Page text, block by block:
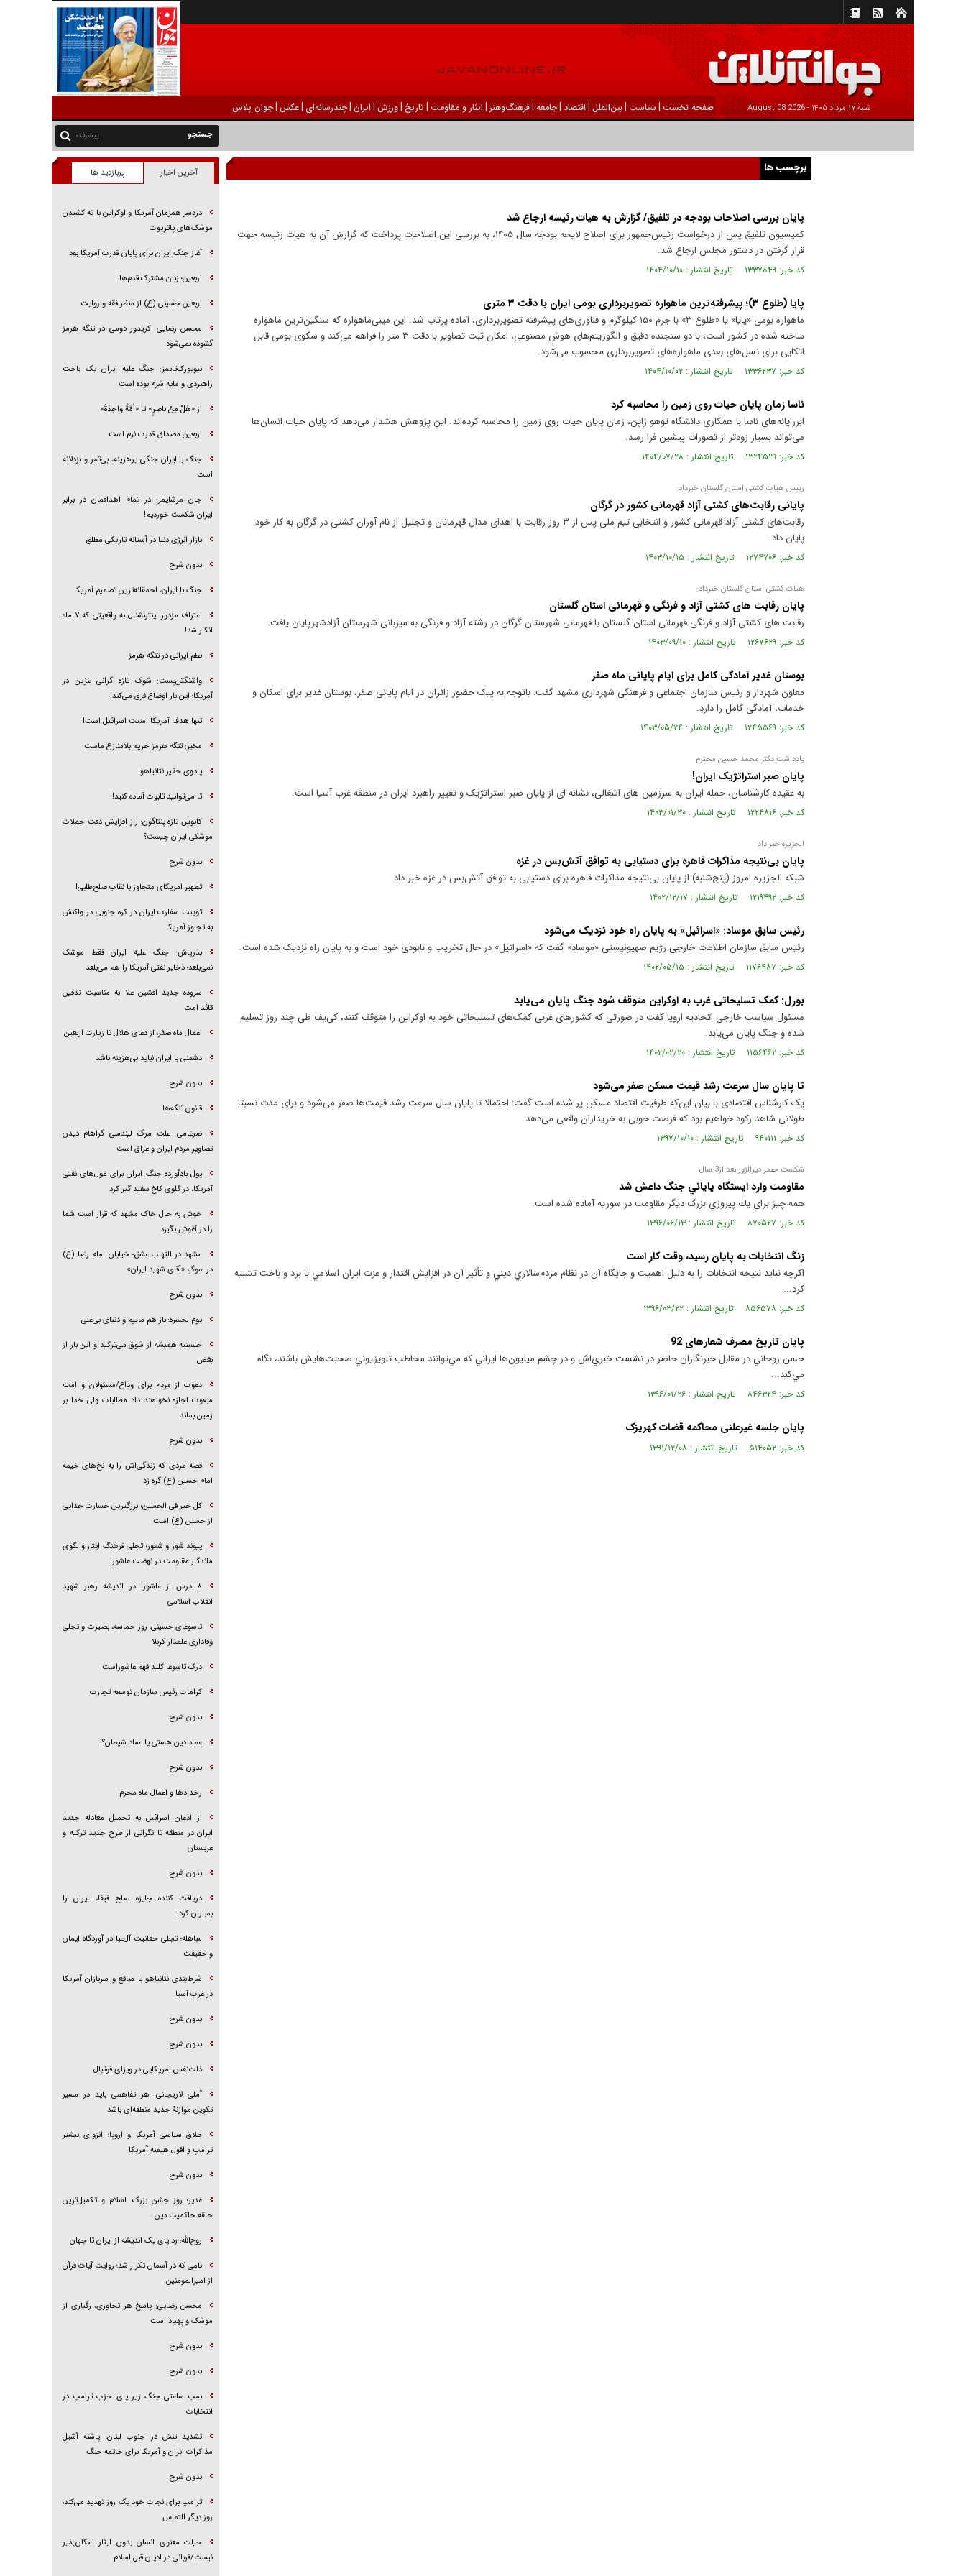
شنبه ۱۷ مرداد ۱۴۰۵ - 2026 August 08 صفحه نخست | سیاست |بين‌الملل | اقتصاد |جامعه |فرهنگ‌و‌هنر | ایثار و مقاومت |تاریخ |ورزش | ايران |چندرسانه‌ای |عکس |جوان پلاس
پیشرفته
برچسب ها
پایان بررسی اصلاحات بودجه در تلفیق/ گزارش به هیات رئیسه ارجاع شد
کمیسیون تلفیق پس از درخواست رئیس‌جمهور برای اصلاح لایحه بودجه سال ۱۴۰۵، به بررسی این اصلاحات پرداخت که گزارش آن به هیات رئیسه جهت
قرار گرفتن در دستور مجلس ارجاع شد.
کد خبر: ۱۳۳۷۸۴۹ تاریخ انتشار : ۱۴۰۴/۱۰/۱۰
پایا (طلوع ۳)؛ پیشرفته‌ترین ماهواره تصویربرداری بومی ایران با دقت ۳ متری
ماهواره بومی «پایا» یا «طلوع ۳» با جرم ۱۵۰ کیلوگرم و فناوری‌های پیشرفته تصویربرداری، آماده پرتاب شد. این مینی‌ماهواره که سنگین‌ترین ماهواره
ساخته شده در کشور است، با دو سنجنده دقیق و الگوریتم‌های هوش مصنوعی، امکان ثبت تصاویر با دقت ۳ متر را فراهم می‌کند و سکوی بومی قابل
اتکایی برای نسل‌های بعدی ماهواره‌های تصویربرداری محسوب می‌شود.
کد خبر: ۱۳۳۶۲۳۷ تاریخ انتشار : ۱۴۰۴/۱۰/۰۲
ناسا زمان پایان حیات روی زمین را محاسبه کرد
ابررایانه‌های ناسا با همکاری دانشگاه توهو ژاپن، زمان پایان حیات روی زمین را محاسبه کرده‌اند. این پژوهش هشدار می‌دهد که پایان حیات انسان‌ها
می‌تواند بسیار زودتر از تصورات پیشین فرا رسد.
کد خبر: ۱۳۲۴۵۲۹ تاریخ انتشار : ۱۴۰۴/۰۷/۲۸
رییس هیات کشتی استان گلستان خبرداد:
پایانی رقابت‌های کشتی آزاد قهرمانی کشور در گرگان
رقابت‌های کشتی آزاد قهرمانی کشور و انتخابی تیم ملی پس از ۳ روز رقابت با اهدای مدال قهرمانان و تجلیل از نام آوران کشتی در گرگان به کار خود
پایان داد.
کد خبر: ۱۲۷۴۷۰۶ تاریخ انتشار : ۱۴۰۳/۱۰/۱۵
هیات کشتی استان گلستان خبرداد:
پایان رقابت های کشتی آزاد و فرنگی و قهرمانی استان گلستان
رقابت های کشتی آزاد و فرنگی قهرمانی استان گلستان با قهرمانی شهرستان گرگان در رشته آزاد و فرنگی به میزبانی شهرستان آزادشهرپایان یافت.
کد خبر: ۱۲۶۷۶۲۹ تاریخ انتشار : ۱۴۰۳/۰۹/۱۰
بوستان غدیر آمادگی کامل برای ایام پایانی ماه صفر
معاون شهردار و رئیس سازمان اجتماعی و فرهنگی شهرداری مشهد گفت: باتوجه به پیک حضور زائران در ایام پایانی صفر، بوستان غدیر برای اسکان و
خدمات، آمادگی کامل را دارد.
کد خبر: ۱۲۴۵۵۶۹ تاریخ انتشار : ۱۴۰۳/۰۵/۲۴
یادداشت دکتر محمد حسین محترم
پایان صبر استراتژیک ایران!
به عقیده کارشناسان، حمله ایران به سرزمین های اشغالی، نشانه ای از پایان صبر استراتژیک و تغییر راهبرد ایران در منطقه غرب آسیا است.
کد خبر: ۱۲۲۴۸۱۶ تاریخ انتشار : ۱۴۰۳/۰۱/۳۰
الجزیره خبر داد
پایان بی‌نتیجه مذاکرات قاهره برای دستیابی به توافق آتش‌بس در غزه
شبکه الجزیره امروز (پنج‌شنبه) از پایان بی‌نتیجه مذاکرات قاهره برای دستیابی به توافق آتش‌بس در غزه خبر داد.
کد خبر: ۱۲۱۹۴۹۲ تاریخ انتشار : ۱۴۰۲/۱۲/۱۷
رئیس سابق موساد: «اسرائیل» به پایان راه خود نزدیک می‌شود
رئیس سابق سازمان اطلاعات خارجی رژیم صهیونیستی «موساد» گفت که «اسرائیل» در حال تخریب و نابودی خود است و به پایان راه نزدیک شده است.
کد خبر: ۱۱۷۶۴۸۷ تاریخ انتشار : ۱۴۰۲/۰۵/۱۵
بورل: کمک تسلیحاتی غرب به اوکراین متوقف شود جنگ پایان می‌یابد
مسئول سیاست خارجی اتحادیه اروپا گفت در صورتی که کشور‌های غربی کمک‌های تسلیحاتی خود به اوکراین را متوقف کنند، کی‌یف طی چند روز تسلیم
شده و جنگ پایان می‌یابد.
کد خبر: ۱۱۵۶۴۶۲ تاریخ انتشار : ۱۴۰۲/۰۲/۲۰
تا پایان سال سرعت رشد قیمت‌ مسکن صفر می‌شود
یک کارشناس اقتصادی با بیان این‌که ظرفیت اقتصاد مسکن پر شده است گفت: احتمالا تا پایان سال سرعت رشد قیمت‌ها صفر می‌شود و برای مدت نسبتا
طولانی شاهد رکود خواهیم بود که فرصت خوبی به خریداران واقعی می‌دهد.
کد خبر: ۹۴۰۱۱۱ تاریخ انتشار : ۱۳۹۷/۱۰/۱۰
شكست حصر ديرالزور بعد از3 سال
مقاومت وارد ايستگاه پاياني جنگ داعش شد
همه چيز براي يك پيروزي بزرگ ديگر مقاومت در سوريه آماده شده است.
کد خبر: ۸۷۰۵۲۷ تاریخ انتشار : ۱۳۹۶/۰۶/۱۳
زنگ انتخابات به پايان رسيد، وقت كار است
اگرچه نبايد نتيجه انتخابات را به دليل اهميت و جايگاه آن در نظام مردم‌سالاري ديني و تأثير آن در افزايش اقتدار و عزت ايران اسلامي با برد و باخت تشبيه
كرد...
کد خبر: ۸۵۶۵۷۸ تاریخ انتشار : ۱۳۹۶/۰۳/۲۲
پایان تاریخ مصرف شعارهای 92
حسن روحاني در مقابل خبرنگاران حاضر در نشست خبري‌اش و در چشم ميليون‌ها ايراني كه مي‌توانند مخاطب تلويزيوني صحبت‌هايش باشند، نگاه
مي‌كند...
کد خبر: ۸۴۶۳۲۴ تاریخ انتشار : ۱۳۹۶/۰۱/۲۶
پایان جلسه غیرعلنی محاکمه قضات کهریزک
کد خبر: ۵۱۴۰۵۲ تاریخ انتشار : ۱۳۹۱/۱۲/۰۸
آخرین اخبار پربازدید ها
دردسر همزمان آمریکا و اوکراین با ته کشیدن
موشک‌های پاتریوت
آغاز جنگ ایران برای پایان قدرت آمریکا بود
اربعین؛ زبان مشترک قدم‌ها
اربعین حسینی (ع) از منظر فقه و روایت
محسن رضایی: کریدور دومی در تنگه هرمز
گشوده نمی‌شود
نیویورک‌تایمز: جنگ علیه ایران یک باخت
راهبردی و مایه شرم بوده است
از «هَلْ مِنْ ناصِرٍ» تا «اُمَّةً واحِدَةً»
اربعین مصداق قدرت نرم است
جنگ با ایران جنگی پرهزینه، بی‌ثمر و بزدلانه
است
جان مرشایمر: در تمام اهدافمان در برابر
ایران شکست خوردیم!
بازار انرژی دنیا در آستانه تاریکی مطلق
بدون شرح
جنگ با ایران، احمقانه‌ترین تصمیم آمریکا
اعتراف مزدور اینترنشنال به واقعیتی که ۷ ماه
انکار شد!
نظم ایرانی در تنگه هرمز
واشنگتن‌پست: شوک تازه گرانی بنزین در
آمریکا؛ این بار اوضاع فرق می‌کند!
تنها هدف آمریکا امنیت اسرائیل است!
مخبر: تنگه هرمز حریم بلامنازع ماست
پادوی حقیر نتانیاهو!
تا می‌توانید تابوت آماده کنید!
کابوس تازه پنتاگون؛ راز افزایش دقت حملات
موشکی ایران چیست؟
بدون شرح
تطهیر امریکای متجاوز با نقاب صلح‌طلبی!
توییت سفارت ایران در کره جنوبی در واکنش
به تجاوز آمریکا
بذرپاش: ‏جنگ علیه ایران فقط موشک
نمی‌بلعد؛ ذخایر نفتی آمریکا را هم می‌بلعد
سروده جدید افشین علا به مناسبت تدفین
قائد امت
اعمال ماه صفر؛ از دعای هلال تا زیارت اربعین
دشمنی با ایران نباید بی‌هزینه باشد
بدون شرح
قانون تنگه‌ها
ضرغامی: علت مرگ لیندسی گراهام دیدن
تصاویر مردم ایران و عراق است
پول بادآورده جنگ ایران برای غول‌های نفتی
آمریکا، در گلوی کاخ سفید گیر کرد
خوش به حال خاک مشهد که قرار است شما
را در آغوش بگیرد
مشهد در التهاب عشق؛ خیابان امام رضا (ع)
در سوگِ «آقای شهید ایران»
بدون شرح
یوم‌الحسرة؛ باز هم ماییم و دنیای بی‌علی
حسینیه همیشه از شوق می‌ترکید و این بار از
بغض
دعوت از مردم برای وداع/مسئولان و امت
مبعوث اجازه نخواهند داد مطالبات ولی خدا بر
زمین بماند
بدون شرح
قصه مردی که زندگی‌اش را به نخ‌های خیمه
امام حسین (ع) گره زد
کل خیر فی الحسین؛ بزرگترین خسارت جدایی
از حسین (ع) است
پیوند شور و شعور؛ تجلی فرهنگ ایثار والگوی
ماندگار مقاومت در نهضت عاشورا
۸ درس از عاشورا در اندیشه رهبر شهید
انقلاب اسلامی
تاسوعای حسینی؛ روز حماسه، بصیرت و تجلی
وفاداری علمدار کربلا
درک تاسوعا کلید فهم عاشوراست
کرامات رئیس سازمان توسعه تجارت
بدون شرح
عماد دین هستی یا عماد شیطان؟!
بدون شرح
رخداد‌ها و اعمال ماه محرم
از اذعان اسرائیل به تحمیل معادله جدید
ایران در منطقه تا نگرانی از طرح جدید ترکیه و
عربستان
بدون شرح
دریافت کننده جایزه صلح فیفا، ایران را
بمباران کرد!
مباهله؛ تجلی حقانیت آل‌عبا در آوردگاه ایمان
و حقیقت
شرط‌بندی نتانیاهو با منافع و سربازان آمریکا
در غرب آسیا
بدون شرح
بدون شرح
ذلت‌نفس امریکایی در ویزای فوتبال
آملی لاریجانی: هر تفاهمی باید در مسیر
تکوین موازنۀ جدید منطقه‌ای باشد
طلاق سیاسی آمریکا و اروپا؛ انزوای بیشتر
ترامپ و افول هیمنه آمریکا
بدون شرح
غدیر؛ روز جشن بزرگ اسلام و تکمیل‌ترین
حلقه حاکمیت دین
روح‌الله؛ رد پای یک اندیشه از ایران تا جهان
نامی که در آسمان تکرار شد؛ روایت آیات قرآن
از امیرالمومنین
محسن رضایی: پاسخ هر تجاوزی، رگباری از
موشک و پهپاد است
بدون شرح
بدون شرح
بمب ساعتی جنگ زیر پای حزب ترام‍پ در
انتخابات
تشدید تنش در جنوب لبنان؛ پاشنه آشیل
مذاکرات ایران و آمریکا برای خاتمه جنگ
بدون شرح
ترامپ برای نجات خود یک روز تهدید می‌کند؛
روز دیگر التماس
حیات معنوی انسان بدون ایثار امکان‌پذیر
نیست/قربانی در ادیان قبل اسلام